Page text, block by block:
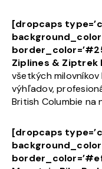
[dropcaps
Ziplines & Ziptrek
všetkých
výhľadov,
British Columbie na
[dropcaps